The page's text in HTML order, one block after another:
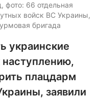
фото: 66 отдельная
войск ВС Украины,
бригада
украинские
наступлению,
плацдарм
заявили